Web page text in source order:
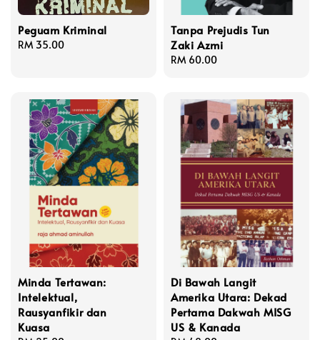
Peguam Kriminal
Regular
RM 35.00
Tanpa Prejudis Tun
Zaki Azmi
Regular
RM 60.00
Minda Tertawan:
Intelektual,
Rausyanfikir dan
Kuasa
Di Bawah Langit
Amerika Utara: Dekad
Pertama Dakwah MISG
US & Kanada